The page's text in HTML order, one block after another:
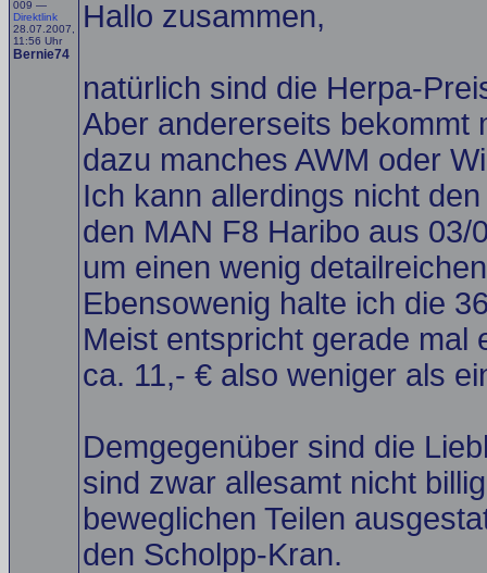
009 —
Direktlink
28.07.2007,
11:56 Uhr
Bernie74
Hallo zusammen,
natürlich sind die Herpa-
Aber andererseits bekommt
dazu manches AWM oder
Ich kann allerdings nicht
den MAN F8 Haribo aus
um einen wenig
Ebensowenig halte ich die
Meist entspricht gerade mal
ca. 11,- € also weniger als
Demgegenüber sind die
sind zwar allesamt nicht
beweglichen Teilen
den Scholpp-Kran.